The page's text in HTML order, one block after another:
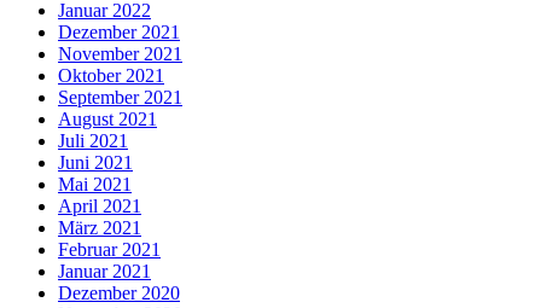
Januar 2022
Dezember 2021
November 2021
Oktober 2021
September 2021
August 2021
Juli 2021
Juni 2021
Mai 2021
April 2021
März 2021
Februar 2021
Januar 2021
Dezember 2020